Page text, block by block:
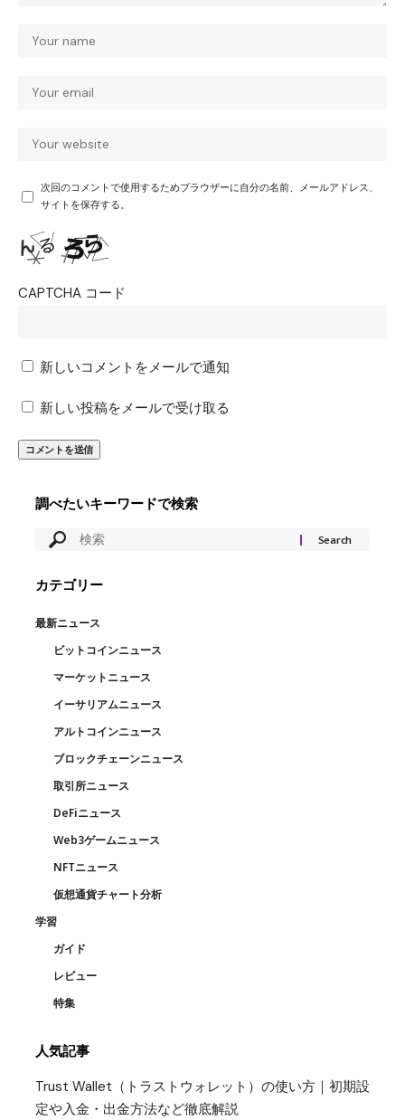
次回のコメントで使用するためブラウザーに自分の名前、メールアドレス、
サイトを保存する。
CAPTCHA コード
新しいコメントをメールで通知
新しい投稿をメールで受け取る
調べたいキーワードで検索
カテゴリー
最新ニュース
ビットコインニュース
マーケットニュース
イーサリアムニュース
アルトコインニュース
ブロックチェーンニュース
取引所ニュース
DeFiニュース
Web3ゲームニュース
NFTニュース
仮想通貨チャート分析
学習
ガイド
レビュー
特集
人気記事
Trust Wallet（トラストウォレット）の使い方｜初期設
定や入金・出金方法など徹底解説